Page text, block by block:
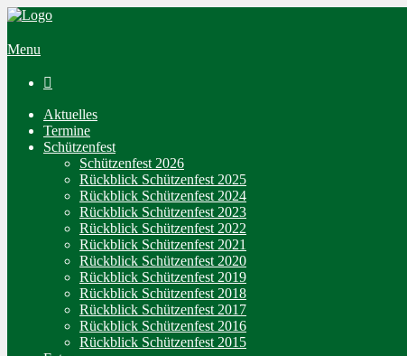
Menu

Aktuelles
Termine
Schützenfest
Schützenfest 2026
Rückblick Schützenfest 2025
Rückblick Schützenfest 2024
Rückblick Schützenfest 2023
Rückblick Schützenfest 2022
Rückblick Schützenfest 2021
Rückblick Schützenfest 2020
Rückblick Schützenfest 2019
Rückblick Schützenfest 2018
Rückblick Schützenfest 2017
Rückblick Schützenfest 2016
Rückblick Schützenfest 2015